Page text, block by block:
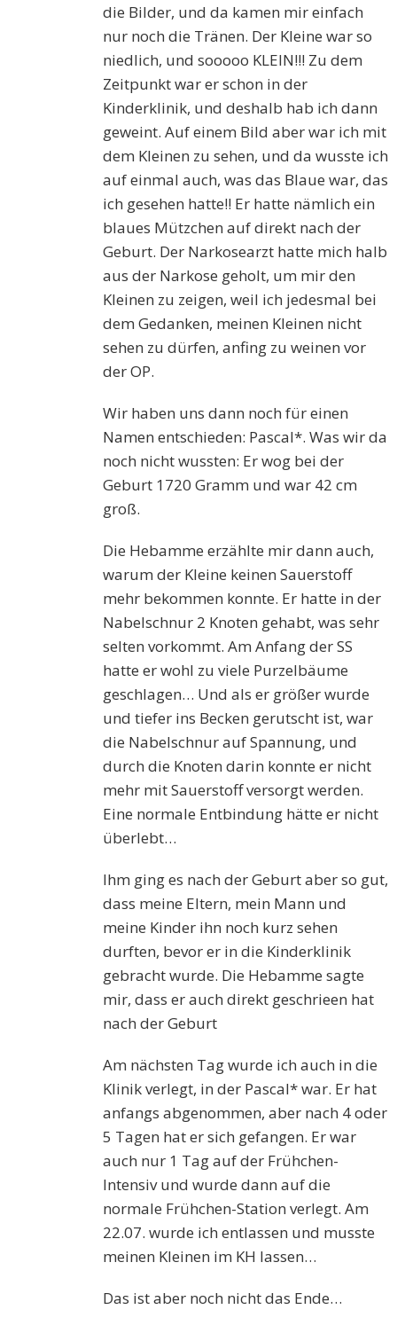
die Bilder, und da kamen mir einfach
nur noch die Tränen. Der Kleine war so
niedlich, und sooooo KLEIN!!! Zu dem
Zeitpunkt war er schon in der
Kinderklinik, und deshalb hab ich dann
geweint. Auf einem Bild aber war ich mit
dem Kleinen zu sehen, und da wusste ich
auf einmal auch, was das Blaue war, das
ich gesehen hatte!! Er hatte nämlich ein
blaues Mützchen auf direkt nach der
Geburt. Der Narkosearzt hatte mich halb
aus der Narkose geholt, um mir den
Kleinen zu zeigen, weil ich jedesmal bei
dem Gedanken, meinen Kleinen nicht
sehen zu dürfen, anfing zu weinen vor
der OP.
Wir haben uns dann noch für einen
Namen entschieden: Pascal*. Was wir da
noch nicht wussten: Er wog bei der
Geburt 1720 Gramm und war 42 cm
groß.
Die Hebamme erzählte mir dann auch,
warum der Kleine keinen Sauerstoff
mehr bekommen konnte. Er hatte in der
Nabelschnur 2 Knoten gehabt, was sehr
selten vorkommt. Am Anfang der SS
hatte er wohl zu viele Purzelbäume
geschlagen… Und als er größer wurde
und tiefer ins Becken gerutscht ist, war
die Nabelschnur auf Spannung, und
durch die Knoten darin konnte er nicht
mehr mit Sauerstoff versorgt werden.
Eine normale Entbindung hätte er nicht
überlebt…
Ihm ging es nach der Geburt aber so gut,
dass meine Eltern, mein Mann und
meine Kinder ihn noch kurz sehen
durften, bevor er in die Kinderklinik
gebracht wurde. Die Hebamme sagte
mir, dass er auch direkt geschrieen hat
nach der Geburt
Am nächsten Tag wurde ich auch in die
Klinik verlegt, in der Pascal* war. Er hat
anfangs abgenommen, aber nach 4 oder
5 Tagen hat er sich gefangen. Er war
auch nur 1 Tag auf der Frühchen-
Intensiv und wurde dann auf die
normale Frühchen-Station verlegt. Am
22.07. wurde ich entlassen und musste
meinen Kleinen im KH lassen…
Das ist aber noch nicht das Ende…